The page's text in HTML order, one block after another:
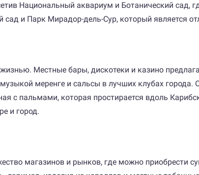
Национальный аквариум и Ботанический сад,
сад и Парк Мирадор-дель-Сур, который является
Местные бары, дискотеки и казино
меренге и сальсы в лучших клубах
с пальмами, которая простирается вдоль
и город.
магазинов и рынков, где можно приобрести